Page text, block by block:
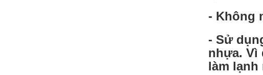
- Không
- Sử
nhựa. Vì
làm